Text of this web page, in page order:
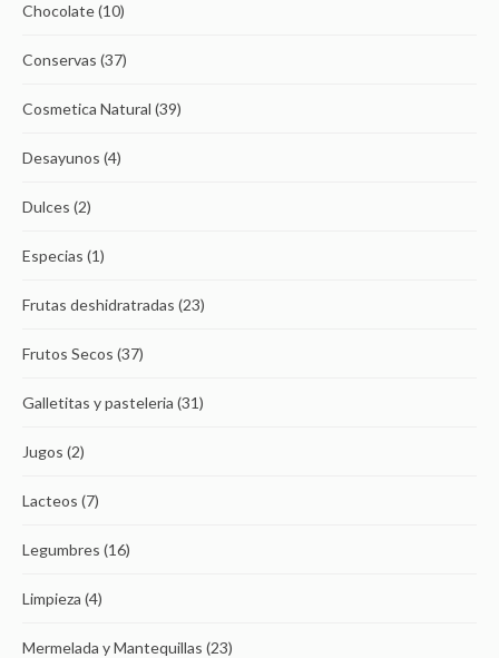
Chocolate(10)
Conservas (37)
Cosmetica Natural (39)
Desayunos (4)
Dulces (2)
Especias (1)
Frutas deshidratradas (23)
Frutos Secos (37)
Galletitas y pasteleria (31)
Jugos (2)
Lacteos (7)
Legumbres (16)
Limpieza (4)
Mermelada y Mantequillas (23)